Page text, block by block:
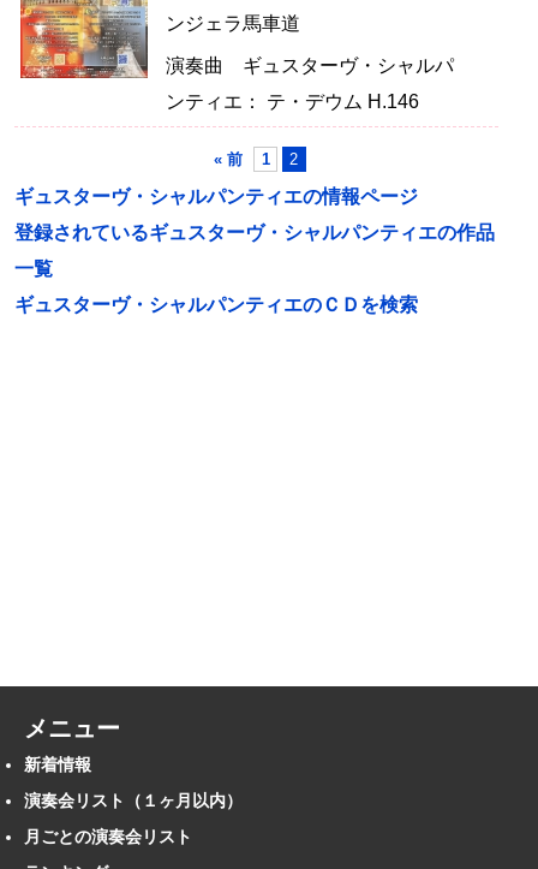
ンジェラ馬車道
演奏曲 ギュスターヴ・シャルパ
ンティエ： テ・デウム H.146
« 前 1 2
ギュスターヴ・シャルパンティエの情報ページ
登録されているギュスターヴ・シャルパンティエの作品
一覧
ギュスターヴ・シャルパンティエのＣＤを検索
メニュー
新着情報
演奏会リスト（１ヶ月以内）
月ごとの演奏会リスト